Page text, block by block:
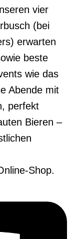
vier
(bei
erwarten
beste
wie das
Abende mit
perfekt
Bieren –
Shop.